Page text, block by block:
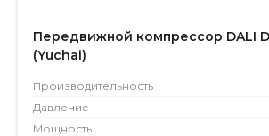
Передвижной компрессор DALI
(Yuchai)
Производитель­ность
Давление
Мощность